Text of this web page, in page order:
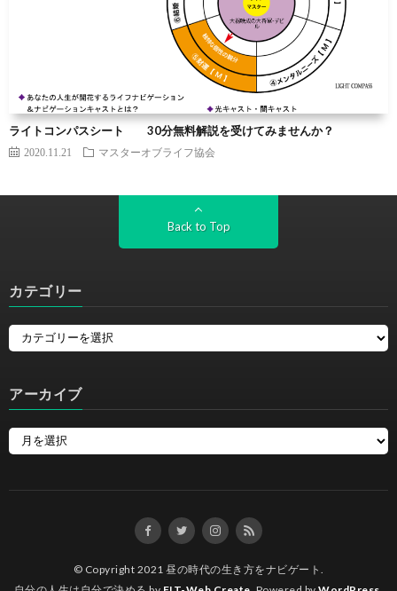
ライトコンパスシート 30分無料解説を受けてみませんか？
2020.11.21 マスターオブライフ協会
Back to Top
カテゴリー
アーカイブ
© Copyright 2021 昼の時代の生き方をナビゲート